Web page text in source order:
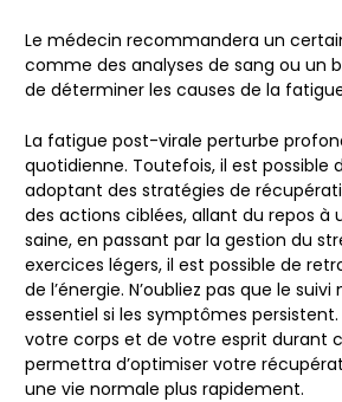
Le médecin recommandera un
comme des analyses de sang ou un
de déterminer les causes de la
La fatigue post-virale perturbe
quotidienne. Toutefois, il est possible
adoptant des stratégies de
des actions ciblées, allant du repos à
saine, en passant par la gestion du
exercices légers, il est possible de
de l’énergie. N’oubliez pas que le
essentiel si les symptômes persistent.
votre corps et de votre esprit durant
permettra d’optimiser votre
une vie normale plus rapidement.